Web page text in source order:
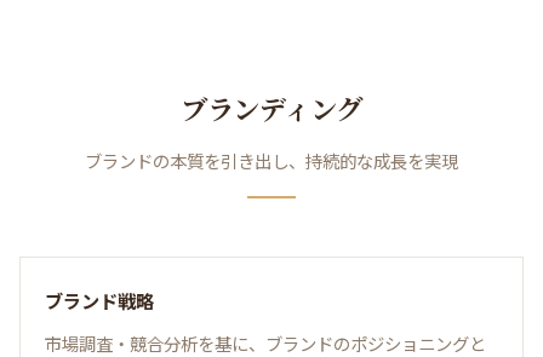
ブランディング
ブランドの本質を引き出し、持続的な成長を実現
ブランド戦略
市場調査・競合分析を基に、ブランドのポジショニングと